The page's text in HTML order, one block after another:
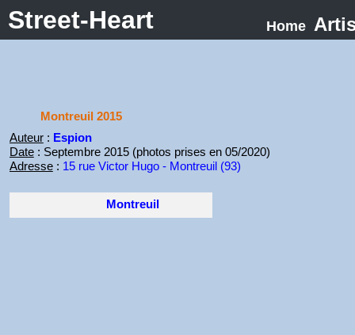
Street-Heart Home
Montreuil 2015
Auteur: Espion
Date: Septembre 2015 (photos prises en 05/2020)
Adresse: 15 rue Victor Hugo - Montreuil (93)
Montreuil